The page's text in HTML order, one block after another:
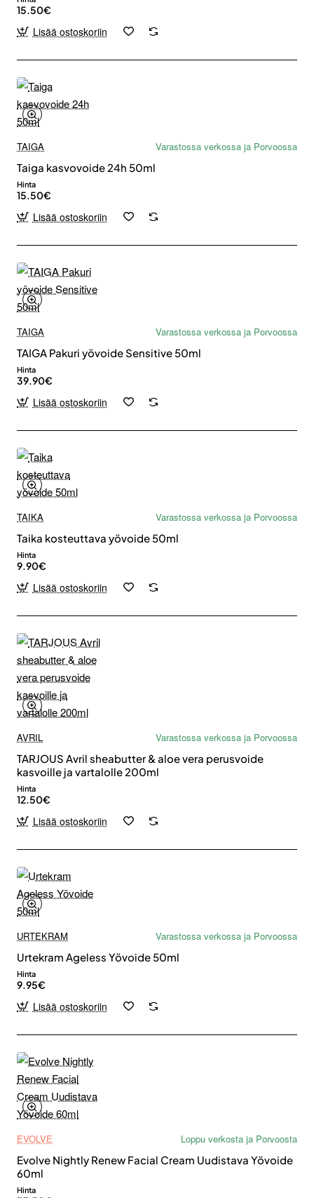
15.50€
Lisää ostoskoriin
TAIGA
Varastossa verkossa ja Porvoossa
Taiga kasvovoide 24h 50ml
Hinta
15.50€
Lisää ostoskoriin
TAIGA
Varastossa verkossa ja Porvoossa
TAIGA Pakuri yövoide Sensitive 50ml
Hinta
39.90€
Lisää ostoskoriin
TAIKA
Varastossa verkossa ja Porvoossa
Taika kosteuttava yövoide 50ml
Hinta
9.90€
Lisää ostoskoriin
AVRIL
Varastossa verkossa ja Porvoossa
TARJOUS Avril sheabutter & aloe vera perusvoide
kasvoille ja vartalolle 200ml
Hinta
12.50€
Lisää ostoskoriin
URTEKRAM
Varastossa verkossa ja Porvoossa
Urtekram Ageless Yövoide 50ml
Hinta
9.95€
Lisää ostoskoriin
EVOLVE
Loppu verkosta ja Porvoosta
Evolve Nightly Renew Facial Cream Uudistava Yövoide
60ml
Hinta